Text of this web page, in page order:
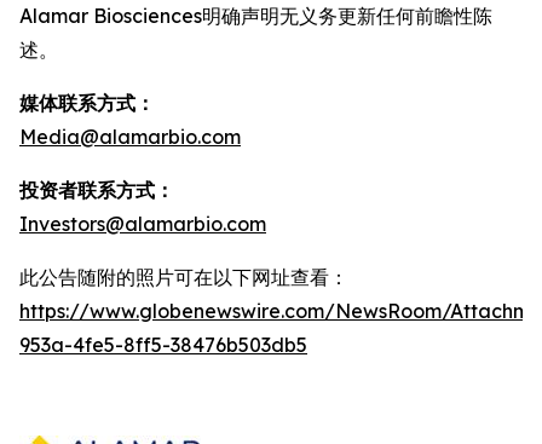
Alamar Biosciences明确声明无义务更新任何前瞻性陈
述。
媒体联系方式：
Media@alamarbio.com
投资者联系方式：
Investors@alamarbio.com
此公告随附的照片可在以下网址查看：
https://www.globenewswire.com/NewsRoom/
953a-4fe5-8ff5-38476b503db5